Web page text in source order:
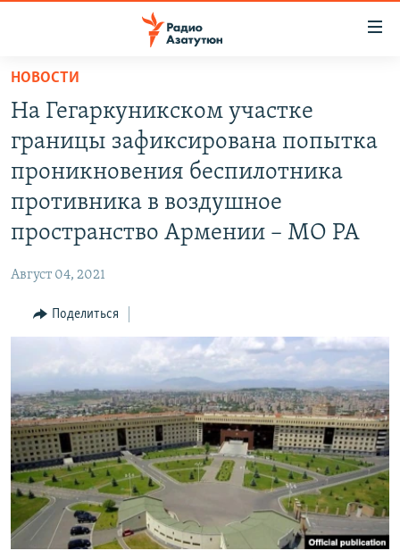
Перейти
основному
содержанию
Перейти
основной
навигации
Перейти
ПОЛИТИКА
ЭКОНОМИКА
НАГОРНЫЙ КАРАБАХ
КУЛЬТУРА
АРХИВ
Հայերեն
English
Русский
Все сайты Радио Азатутюн
НОВОСТИ
На Гегаркуникском участке
границы зафиксирована попытка
проникновения беспилотника
противника в воздушное
пространство Армении – МО РА
Август 04, 2021
Поделиться